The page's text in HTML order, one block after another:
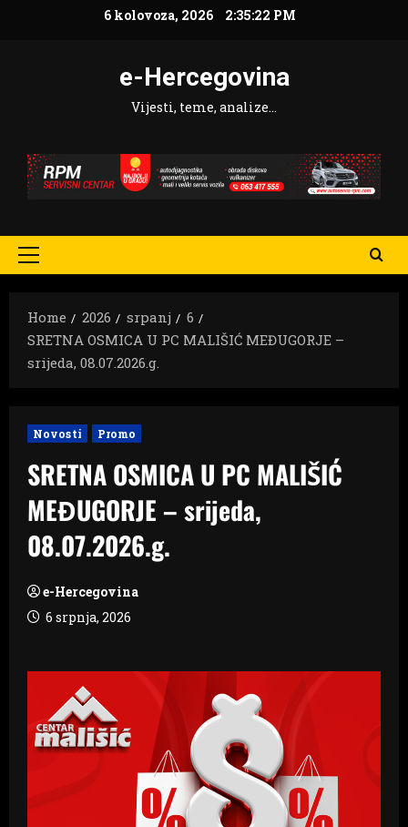
6 kolovoza, 2026 2:35:24 PM
e-Hercegovina
Vijesti, teme, analize…
Primary
Home
2026 srpanj
6
SRETNA OSMICA U PC MALIŠIĆ MEĐUGORJE –
srijeda, 08.07.2026.g.
Novosti Promo
SRETNA OSMICA U PC MALIŠIĆ
MEĐUGORJE – srijeda,
08.07.2026.g.
e-Hercegovina
6 srpnja, 2026